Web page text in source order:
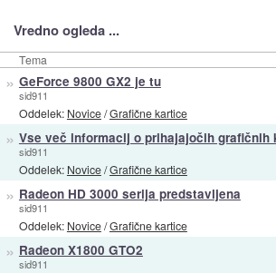
Vredno ogleda ...
Tema
» GeForce 9800 GX2 je tu
sid911
Oddelek: Novice/Grafične kartice
» Vse več informacij o prihajajočih grafičnih
sid911
Oddelek: Novice/Grafične kartice
» Radeon HD 3000 serija predstavljena
sid911
Oddelek: Novice/Grafične kartice
» Radeon X1800 GTO2
sid911